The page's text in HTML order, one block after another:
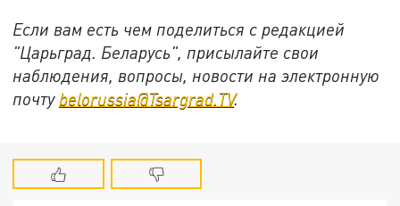
Если вам есть чем поделиться с редакцией
"Царьград. Беларусь", присылайте свои
наблюдения, вопросы, новости на электронную
почту belorussia@Tsargrad.TV.